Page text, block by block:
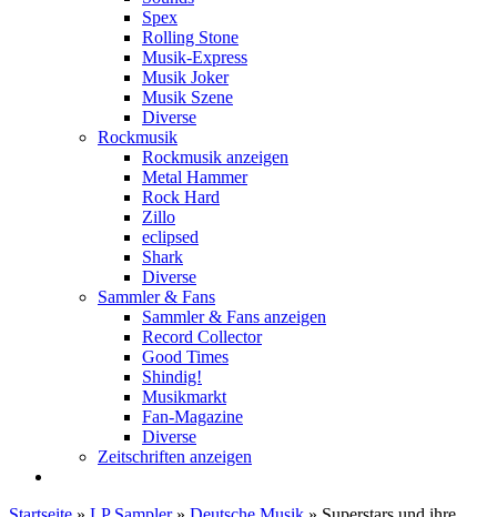
Spex
Rolling Stone
Musik-Express
Musik Joker
Musik Szene
Diverse
Rockmusik
Rockmusik anzeigen
Metal Hammer
Rock Hard
Zillo
eclipsed
Shark
Diverse
Sammler & Fans
Sammler & Fans anzeigen
Record Collector
Good Times
Shindig!
Musikmarkt
Fan-Magazine
Diverse
Zeitschriften anzeigen